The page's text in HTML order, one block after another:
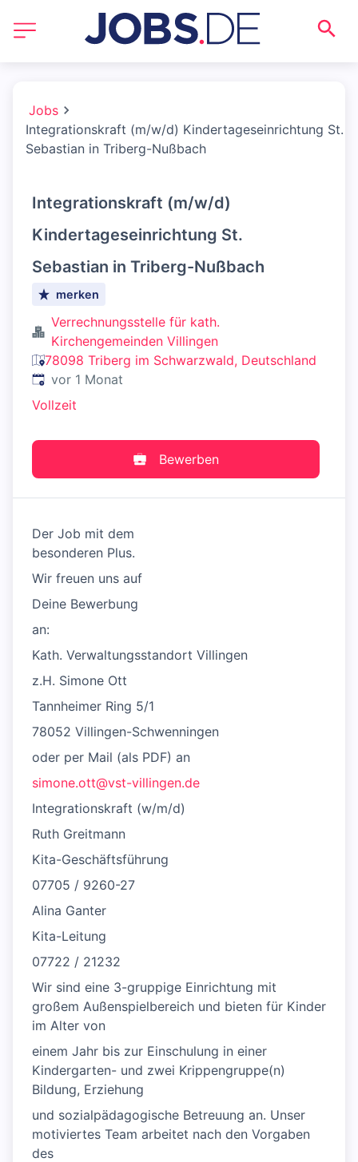
Jobs
Integrationskraft (m/w/d) Kindertageseinrichtung St.
Sebastian in Triberg-Nußbach
Integrationskraft (m/w/d)
Kindertageseinrichtung St.
Sebastian in Triberg-Nußbach
merken
Verrechnungsstelle für kath.
Kirchengemeinden Villingen
78098 Triberg im Schwarzwald, Deutschland
Veröffentlicht:
vor 1 Monat
Vollzeit
Bewerben
Der Job mit dem
besonderen Plus.
Wir freuen uns auf
Deine Bewerbung
an:
Kath. Verwaltungsstandort Villingen
z.H. Simone Ott
Tannheimer Ring 5/1
78052 Villingen-Schwenningen
oder per Mail (als PDF) an
simone.ott@vst-villingen.de
Integrationskraft (w/m/d)
Ruth Greitmann
Kita-Geschäftsführung
07705 / 9260-27
Alina Ganter
Kita-Leitung
07722 / 21232
Wir sind eine 3-gruppige Einrichtung mit
großem Außenspielbereich und bieten für Kinder
im Alter von
einem Jahr bis zur Einschulung in einer
Kindergarten- und zwei Krippengruppe(n)
Bildung, Erziehung
und sozialpädagogische Betreuung an. Unser
motiviertes Team arbeitet nach den Vorgaben
des